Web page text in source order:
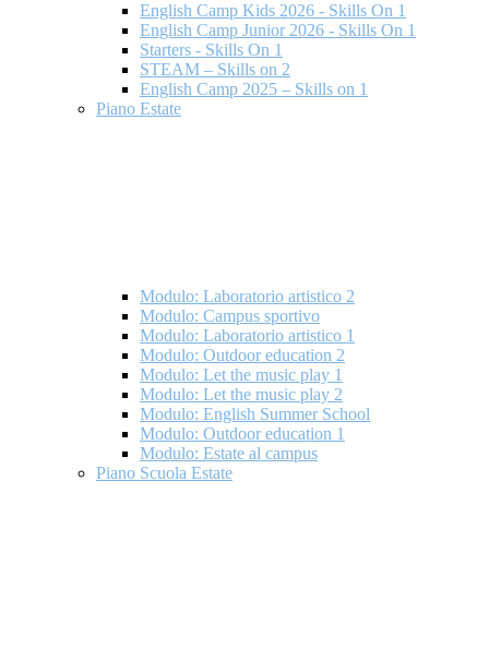
English Camp Kids 2026 - Skills On 1
English Camp Junior 2026 - Skills On 1
Starters - Skills On 1
STEAM – Skills on 2
English Camp 2025 – Skills on 1
Piano Estate
Modulo: Laboratorio artistico 2
Modulo: Campus sportivo
Modulo: Laboratorio artistico 1
Modulo: Outdoor education 2
Modulo: Let the music play 1
Modulo: Let the music play 2
Modulo: English Summer School
Modulo: Outdoor education 1
Modulo: Estate al campus
Piano Scuola Estate